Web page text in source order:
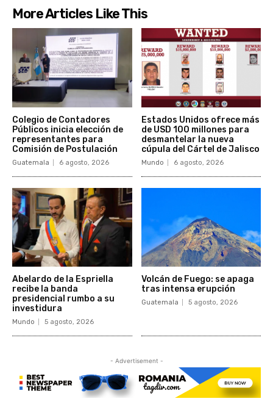
More Articles Like This
Colegio de Contadores
Públicos inicia elección de
representantes para
Comisión de Postulación
Guatemala 6 agosto, 2026
Estados Unidos ofrece más
de USD 100 millones para
desmantelar la nueva
cúpula del Cártel de Jalisco
Mundo 6 agosto, 2026
Abelardo de la Espriella
recibe la banda
presidencial rumbo a su
investidura
Mundo 5 agosto, 2026
Volcán de Fuego: se apaga
tras intensa erupción
Guatemala 5 agosto, 2026
- Advertisement -